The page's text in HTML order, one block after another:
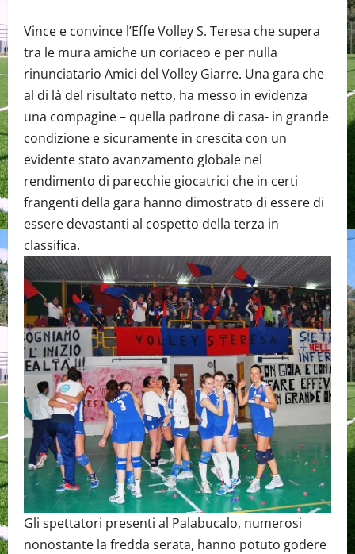
Vince e convince l’Effe Volley S. Teresa che supera
tra le mura amiche un coriaceo e per nulla
rinunciatario Amici del Volley Giarre. Una gara che
al di là del risultato netto, ha messo in evidenza
una compagine – quella padrone di casa- in grande
condizione e sicuramente in crescita con un
evidente stato avanzamento globale nel
rendimento di parecchie giocatrici che in certi
frangenti della gara hanno dimostrato di essere di
essere devastanti al cospetto della terza in
classifica.
Gli spettatori presenti al Palabucalo, numerosi
nonostante la fredda serata, hanno potuto godere